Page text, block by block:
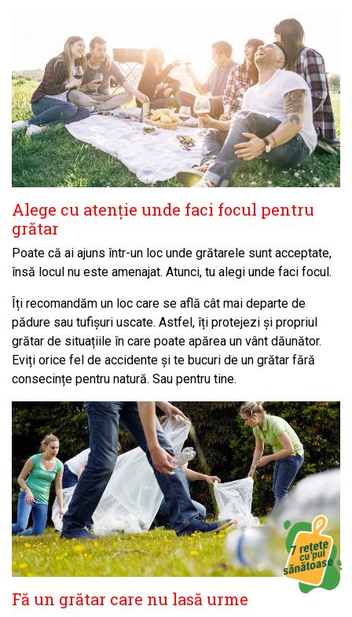
Alege cu atenție unde faci focul pentru
grătar
Poate că ai ajuns într-un loc unde grătarele sunt acceptate,
însă locul nu este amenajat. Atunci, tu alegi unde faci focul.
Îți recomandăm un loc care se află cât mai departe de
pădure sau tufișuri uscate. Astfel, îți protejezi și propriul
grătar de situațiile în care poate apărea un vânt dăunător.
Eviți orice fel de accidente și te bucuri de un grătar fără
consecințe pentru natură. Sau pentru tine.
Fă un grătar care nu lasă urme